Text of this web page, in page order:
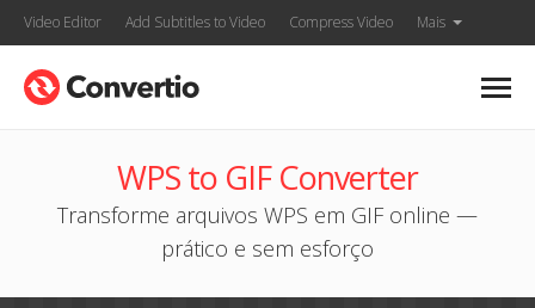
Video Editor Add Subtitles to Video Compress Video Mais
WPS to GIF Converter
Transforme arquivos WPS em GIF online —
prático e sem esforço